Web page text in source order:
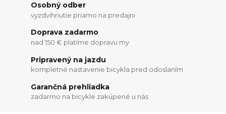
Osobný odber
vyzdvihnutie priamo na predajni
Doprava zadarmo
nad 150 € platíme dopravu my
Pripravený na jazdu
kompletné nastavenie bicykla pred odoslaním
Garančná prehliadka
zadarmo na bicykle zakúpené u nás